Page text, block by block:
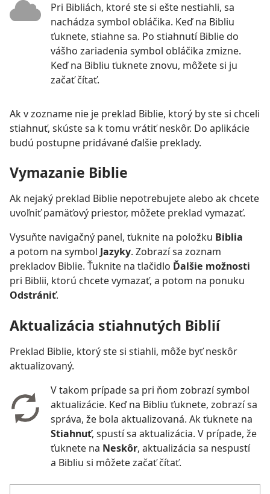
Pri Bibliách, ktoré ste si ešte nestiahli, sa
nachádza symbol obláčika. Keď na Bibliu
ťuknete, stiahne sa. Po stiahnutí Biblie do
vášho zariadenia symbol obláčika zmizne.
Keď na Bibliu ťuknete znovu, môžete si ju
začať čítať.
Ak v zozname nie je preklad Biblie, ktorý by ste si chceli
stiahnuť, skúste sa k tomu vrátiť neskôr. Do aplikácie
budú postupne pridávané ďalšie preklady.
Vymazanie Biblie
Ak nejaký preklad Biblie nepotrebujete alebo ak chcete
uvoľniť pamäťový priestor, môžete preklad vymazať.
Vysuňte navigačný panel, ťuknite na položku Biblia
a potom na symbol Jazyky. Zobrazí sa zoznam
prekladov Biblie. Ťuknite na tlačidlo Ďalšie možnosti
pri Biblii, ktorú chcete vymazať, a potom na ponuku
Odstrániť.
Aktualizácia stiahnutých Biblií
Preklad Biblie, ktorý ste si stiahli, môže byť neskôr
aktualizovaný.
V takom prípade sa pri ňom zobrazí symbol
aktualizácie. Keď na Bibliu ťuknete, zobrazí sa
správa, že bola aktualizovaná. Ak ťuknete na
Stiahnuť, spustí sa aktualizácia. V prípade, že
ťuknete na Neskôr, aktualizácia sa nespustí
a Bibliu si môžete začať čítať.